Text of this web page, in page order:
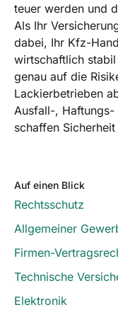
teuer werden und
Als Ihr
dabei, Ihr Kfz-
wirtschaftlich
genau auf die
Lackierbetrieben
Ausfall-, Haftungs-
schaffen
Auf einen Blick
Rechtsschutz
Allgemeiner
Firmen-
Technische
Elektronik